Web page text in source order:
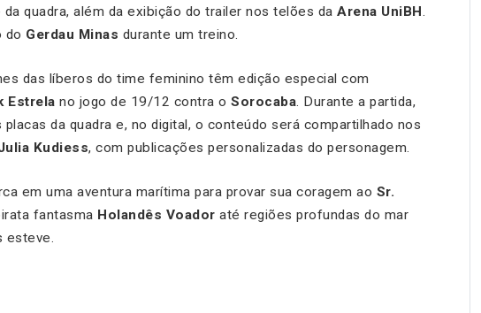
quadra, além da exibição do trailer nos telões da Arena UniBH.
do Gerdau Minas durante um treino.
das líberos do time feminino têm edição especial com
Estrela no jogo de 19/12 contra o Sorocaba. Durante a partida,
da quadra e, no digital, o conteúdo será compartilhado nos
Kudiess, com publicações personalizadas do personagem.
em uma aventura marítima para provar sua coragem ao Sr.
fantasma Holandês Voador até regiões profundas do mar
esteve.